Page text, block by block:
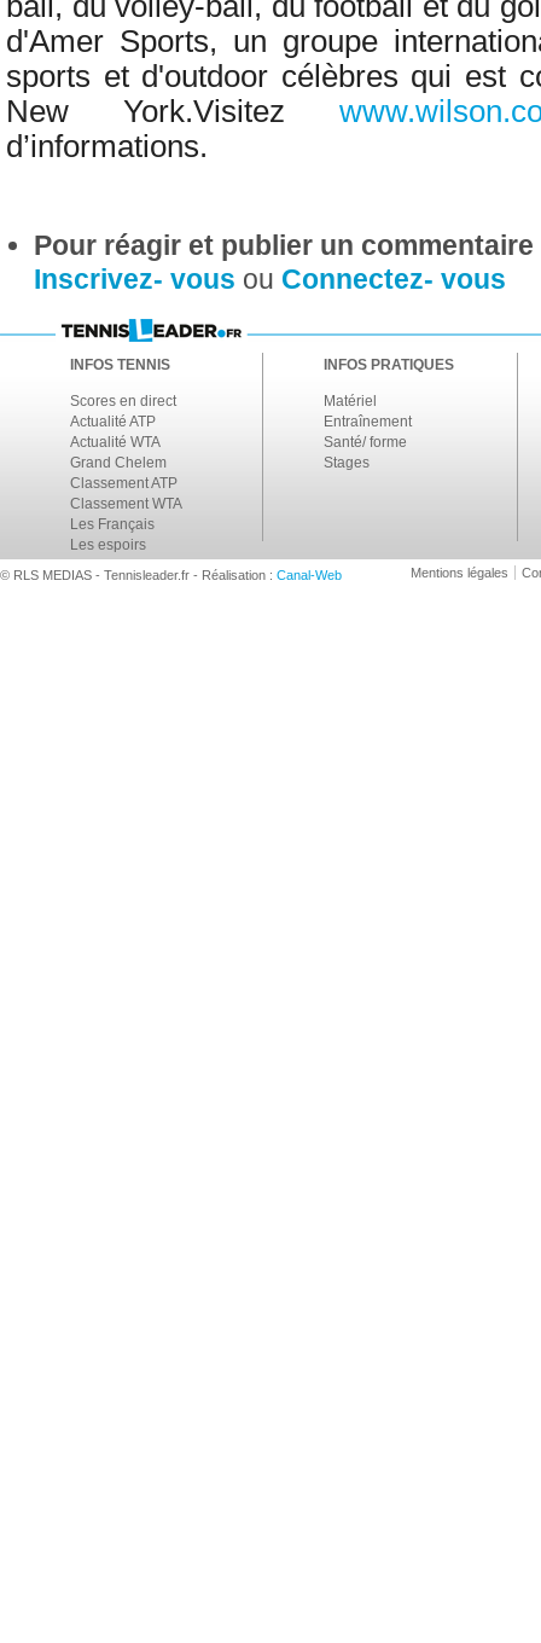
d'Amer Sports, un groupe
sports et d'outdoor célèbres qui est
New York.Visitez
d’informations.
Pour réagir et publier un
Inscrivez- vous ou Connectez- vous
INFOS TENNIS
Scores en direct
Actualité ATP
Actualité WTA
Grand Chelem
Classement ATP
Classement WTA
Les Français
Les espoirs
INFOS PRATIQUES
Matériel
Entraînement
Santé/ forme
Stages
© RLS MEDIAS - Tennisleader.fr - Réalisation : Canal-Web Mentions légales